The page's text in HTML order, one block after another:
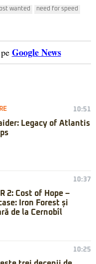
wanted
need for speed
Google News
10:51
Legacy of Atlantis
10:37
2: Cost of Hope –
Iron Forest și
de la Cernobîl
10:25